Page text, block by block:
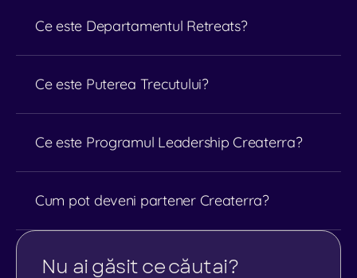
Ce este Departamentul Retreats?
Ce este Puterea Trecutului?
Ce este Programul Leadership Createrra?
Cum pot deveni partener Createrra?
partnership@createrra.ro
Nu ai găsit ce căutai?